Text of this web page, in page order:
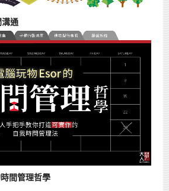
溝通
間管理哲學